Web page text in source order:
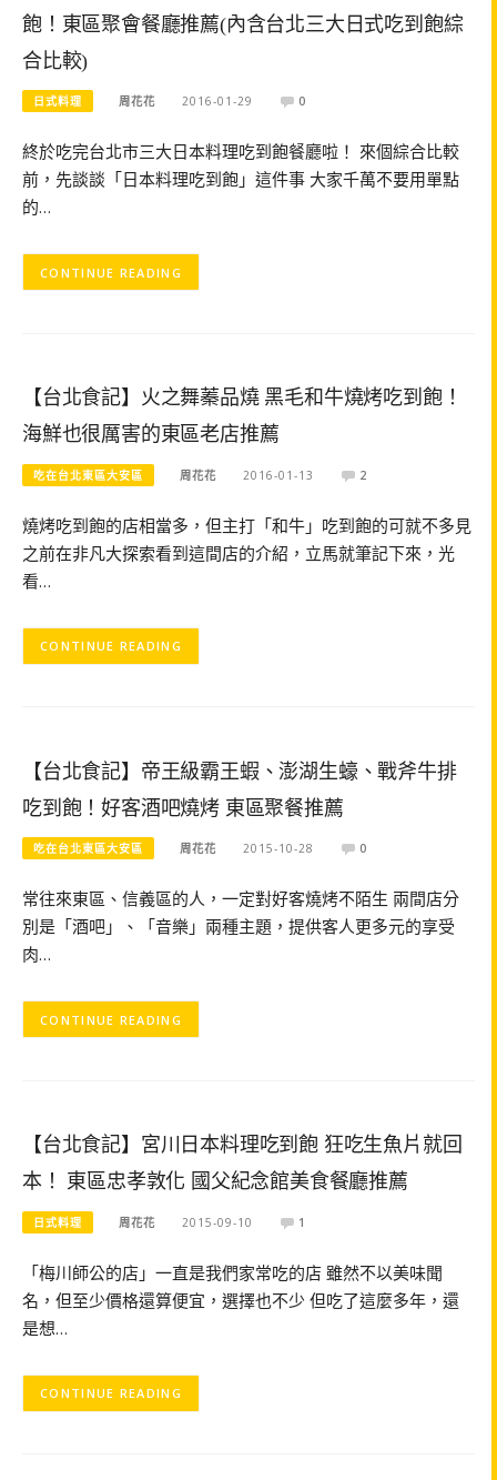
飽！東區聚會餐廳推薦(內含台北三大日式吃到飽綜
合比較)
日式料理 周花花 2016-01-29 0
終於吃完台北市三大日本料理吃到飽餐廳啦！ 來個綜合比較
前，先談談「日本料理吃到飽」這件事 大家千萬不要用單點
的…
CONTINUE READING
【台北食記】火之舞蓁品燒 黑毛和牛燒烤吃到飽！
海鮮也很厲害的東區老店推薦
吃在台北東區大安區 周花花 2016-01-13 2
燒烤吃到飽的店相當多，但主打「和牛」吃到飽的可就不多見
之前在非凡大探索看到這間店的介紹，立馬就筆記下來，光
看…
CONTINUE READING
【台北食記】帝王級霸王蝦、澎湖生蠔、戰斧牛排
吃到飽！好客酒吧燒烤 東區聚餐推薦
吃在台北東區大安區 周花花 2015-10-28 0
常往來東區、信義區的人，一定對好客燒烤不陌生 兩間店分
別是「酒吧」、「音樂」兩種主題，提供客人更多元的享受
肉…
CONTINUE READING
【台北食記】宮川日本料理吃到飽 狂吃生魚片就回
本！ 東區忠孝敦化 國父紀念館美食餐廳推薦
日式料理 周花花 2015-09-10 1
「梅川師公的店」一直是我們家常吃的店 雖然不以美味聞
名，但至少價格還算便宜，選擇也不少 但吃了這麼多年，還
是想…
CONTINUE READING